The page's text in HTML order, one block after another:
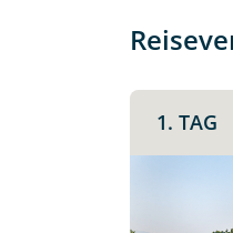
1. TAG